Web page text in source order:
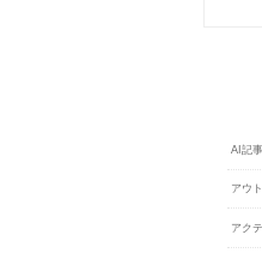
AI記事
アウ
アク